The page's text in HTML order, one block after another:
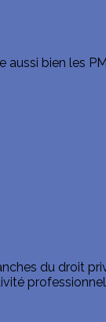
aussi bien les
du droit